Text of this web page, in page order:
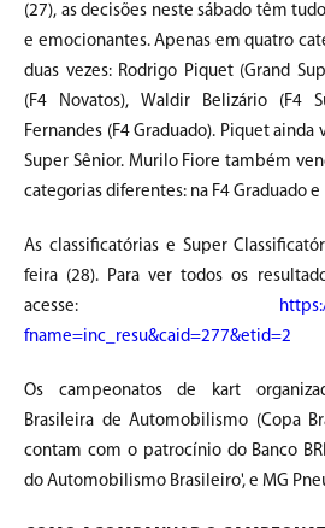
(27), as decisões neste sábado têm
e emocionantes. Apenas em quatro
duas vezes: Rodrigo Piquet (Grand
(F4 Novatos), Waldir Belizário (F4
Fernandes (F4 Graduado). Piquet
Super Sênior. Murilo Fiore também
categorias diferentes: na F4 Graduado e
As classificatórias e Super
feira (28). Para ver todos os
acesse:
fname=inc_resu&caid=277&etid=2
Os campeonatos de kart
Brasileira de Automobilismo (Copa
contam com o patrocínio do Banco
do Automobilismo Brasileiro', e MG